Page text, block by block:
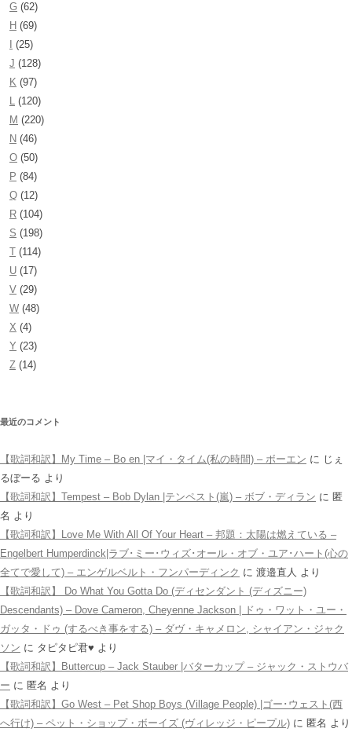
G (62)
H (69)
(25)
J (128)
K (97)
L (120)
M (220)
N (46)
O (50)
P (84)
Q (12)
R (104)
S (198)
T (114)
U (17)
V (29)
W (48)
X (4)
Y (23)
Z (14)
最近のコメント
【歌詞和訳】My Time – Bo en |マイ・タイム(私の時間) – ボーエン に じぇ
るぼーる より
【歌詞和訳】Tempest – Bob Dylan |テンペスト(嵐) – ボブ・ディラン に 匿
名 より
【歌詞和訳】Love Me With All Of Your Heart – 邦題：太陽は燃えている –
Engelbert Humperdinck|ラブ･ミー･ウィズ･オール・オブ・ユア･ハート(心の
全てで愛して) – エンゲルベルト・フンパーディンク に 渡邉直人 より
【歌詞和訳】 Do What You Gotta Do (ディセンダント (ディズニー)
Descendants) – Dove Cameron, Cheyenne Jackson | ドゥ・ワット・ユー・
ガッタ・ドゥ (するべき事をする) – ダヴ・キャメロン, シャイアン・ジャク
ソン に タピタピ君♥️ より
【歌詞和訳】Buttercup – Jack Stauber |バターカップ – ジャック・ストウバ
ー に 匿名 より
【歌詞和訳】Go West – Pet Shop Boys (Village People) |ゴー･ウェスト(西
へ行け) – ペット・ショップ・ボーイズ (ヴィレッジ・ピープル) に 匿名 より